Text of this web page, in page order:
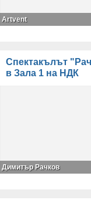
Artvent
Спектакълът
в Зала 1 на НДК
Димитър Рачков